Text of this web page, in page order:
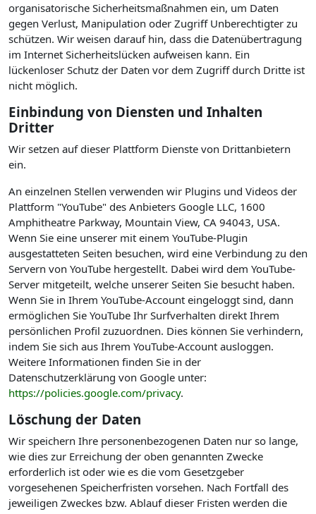
organisatorische Sicherheitsmaßnahmen ein, um Daten
gegen Verlust, Manipulation oder Zugriff Unberechtigter zu
schützen. Wir weisen darauf hin, dass die Datenübertragung
im Internet Sicherheitslücken aufweisen kann. Ein
lückenloser Schutz der Daten vor dem Zugriff durch Dritte ist
nicht möglich.
Einbindung von Diensten und Inhalten
Dritter
Wir setzen auf dieser Plattform Dienste von Drittanbietern
ein.
An einzelnen Stellen verwenden wir Plugins und Videos der
Plattform "YouTube" des Anbieters Google LLC, 1600
Amphitheatre Parkway, Mountain View, CA 94043, USA.
Wenn Sie eine unserer mit einem YouTube-Plugin
ausgestatteten Seiten besuchen, wird eine Verbindung zu den
Servern von YouTube hergestellt. Dabei wird dem YouTube-
Server mitgeteilt, welche unserer Seiten Sie besucht haben.
Wenn Sie in Ihrem YouTube-Account eingeloggt sind, dann
ermöglichen Sie YouTube Ihr Surfverhalten direkt Ihrem
persönlichen Profil zuzuordnen. Dies können Sie verhindern,
indem Sie sich aus Ihrem YouTube-Account ausloggen.
Weitere Informationen finden Sie in der
Datenschutzerklärung von Google unter:
https://policies.google.com/privacy.
Löschung der Daten
Wir speichern Ihre personenbezogenen Daten nur so lange,
wie dies zur Erreichung der oben genannten Zwecke
erforderlich ist oder wie es die vom Gesetzgeber
vorgesehenen Speicherfristen vorsehen. Nach Fortfall des
jeweiligen Zweckes bzw. Ablauf dieser Fristen werden die